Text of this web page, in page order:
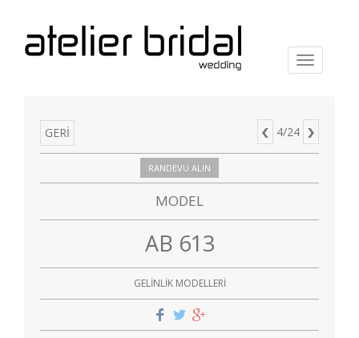
Menu
GERİ 4/24
RANDEVU ALIN
MODEL
AB 613
GELİNLİK MODELLERİ